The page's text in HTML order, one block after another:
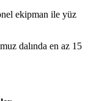
ekipman ile yüz
dalında en az 15